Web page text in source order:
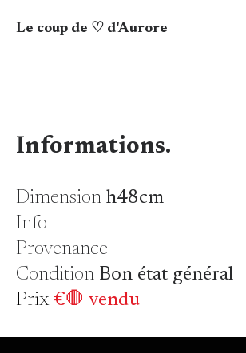
Le coup de ♡ d'Aurore
Informations.
Dimensionh48cm
Info
Provenance
Condition Bon état général
Prix€🛑 vendu